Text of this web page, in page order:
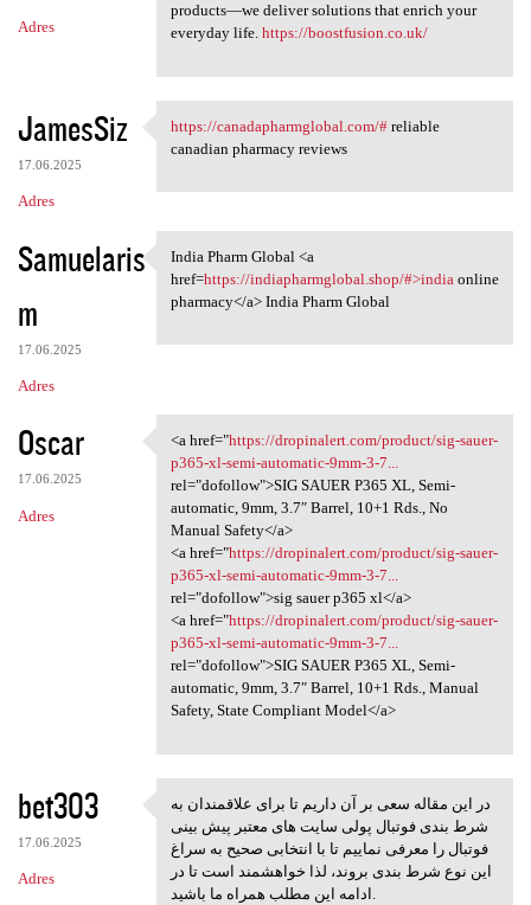
Adres
products—we deliver solutions that enrich your
everyday life. https://boostfusion.co.uk/
JamesSiz
17.06.2025
Adres
https://canadapharmglobal.com
https://canadapharmglobal.com/#reliable
canadian pharmacy reviews
Samuelaris
m
17.06.2025
Adres
India Pharm Global <a href
India Pharm Global <a
href=https://indiapharmglobal.shop/#>india online
pharmacy</a> India Pharm Global
Oscar
17.06.2025
Adres
<a href="https://dropinalert
<a href="https://dropinalert.com/product/sig-sauer-
p365-xl-semi-automatic-9mm-3-7...
rel="dofollow">SIG SAUER P365 XL, Semi-
automatic, 9mm, 3.7″ Barrel, 10+1 Rds., No
Manual Safety</a>
<a href="https://dropinalert.com/product/sig-sauer-
p365-xl-semi-automatic-9mm-3-7...
rel="dofollow">sig sauer p365 xl</a>
<a href="https://dropinalert.com/product/sig-sauer-
p365-xl-semi-automatic-9mm-3-7...
rel="dofollow">SIG SAUER P365 XL, Semi-
automatic, 9mm, 3.7″ Barrel, 10+1 Rds., Manual
Safety, State Compliant Model</a>
bet303
17.06.2025
Adres
در این مقاله سعی بر آن داریم
در این مقاله سعی بر آن داریم تا برای علاقمندان به
شرط بندی فوتبال پولی سایت های معتبر پیش بینی
فوتبال را معرفی نماییم تا با انتخابی صحیح به سراغ
این نوع شرط بندی بروند، لذا خواهشمند است تا در